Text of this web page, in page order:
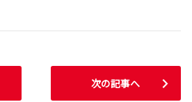
次の記事へ